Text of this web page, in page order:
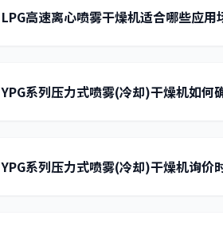
LPG高速离心喷雾干燥机适合哪些应用
YPG系列压力式喷雾(冷却)干燥机如何
YPG系列压力式喷雾(冷却)干燥机询价